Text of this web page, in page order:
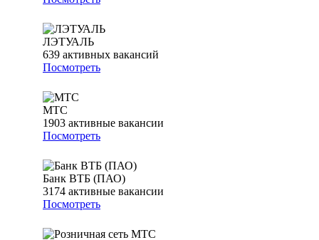
ЛЭТУАЛЬ
639 активных вакансий
Посмотреть
МТС
1903 активные вакансии
Посмотреть
Банк ВТБ (ПАО)
3174 активные вакансии
Посмотреть